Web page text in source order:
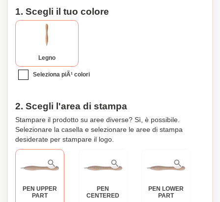
1. Scegli il tuo colore
Legno
Seleziona piÃ¹ colori
2. Scegli l'area di stampa
Stampare il prodotto su aree diverse? Sì, è possibile.
Selezionare la casella e selezionare le aree di stampa
desiderate per stampare il logo.
PEN UPPER
PART
PEN
CENTERED
PEN LOWER
PART